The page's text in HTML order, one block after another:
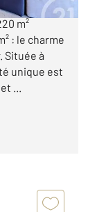
m²
: le charme
Située à
unique est
...